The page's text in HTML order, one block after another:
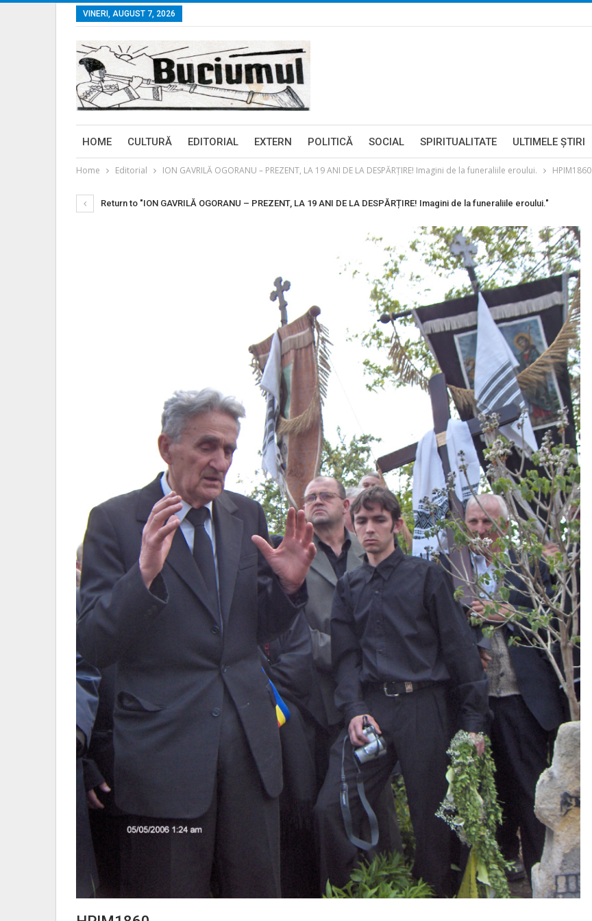
VINERI, AUGUST 7, 2026
HOME CULTURĂ EDITORIAL EXTERN POLITICĂ SOCIAL SPIRITUALITATE ULTIMELE ŞTIRI
Home Editorial ION GAVRILĂ OGORANU – PREZENT, LA 19 ANI DE LA DESPĂRȚIRE! Imagini de la funeraliile eroului. HPIM1860
Return to "ION GAVRILĂ OGORANU – PREZENT, LA 19 ANI DE LA DESPĂRȚIRE! Imagini de la funeraliile eroului."